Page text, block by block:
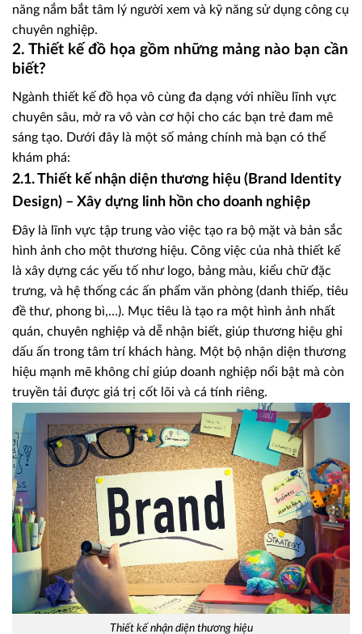
năng nắm bắt tâm lý người xem và kỹ năng sử dụng công cụ
chuyên nghiệp.
2. Thiết kế đồ họa gồm những mảng nào bạn cần
biết?
Ngành thiết kế đồ họa vô cùng đa dạng với nhiều lĩnh vực
chuyên sâu, mở ra vô vàn cơ hội cho các bạn trẻ đam mê
sáng tạo. Dưới đây là một số mảng chính mà bạn có thể
khám phá:
2.1. Thiết kế nhận diện thương hiệu (Brand Identity
Design) – Xây dựng linh hồn cho doanh nghiệp
Đây là lĩnh vực tập trung vào việc tạo ra bộ mặt và bản sắc
hình ảnh cho một thương hiệu. Công việc của nhà thiết kế
là xây dựng các yếu tố như logo, bảng màu, kiểu chữ đặc
trưng, và hệ thống các ấn phẩm văn phòng (danh thiếp, tiêu
đề thư, phong bì,…). Mục tiêu là tạo ra một hình ảnh nhất
quán, chuyên nghiệp và dễ nhận biết, giúp thương hiệu ghi
dấu ấn trong tâm trí khách hàng. Một bộ nhận diện thương
hiệu mạnh mẽ không chỉ giúp doanh nghiệp nổi bật mà còn
truyền tải được giá trị cốt lõi và cá tính riêng.
Thiết kế nhận diện thương hiệu